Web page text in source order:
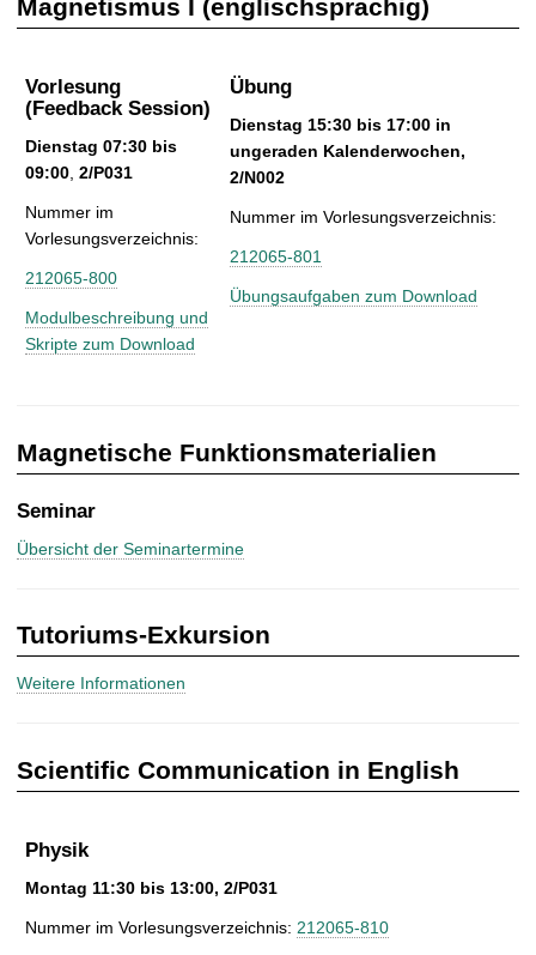
Magnetismus I (englischsprachig)
Vorlesung
(Feedback Session)
Dienstag 07:30 bis
09:00, 2/P031
Nummer im
Vorlesungsverzeichnis:
212065-800
Modulbeschreibung und
Skripte zum Download
Übung
Dienstag 15:30 bis 17:00 in
ungeraden Kalenderwochen,
2/N002
Nummer im Vorlesungsverzeichnis:
212065-801
Übungsaufgaben zum Download
Magnetische Funktionsmaterialien
Seminar
Übersicht der Seminartermine
Tutoriums-Exkursion
Weitere Informationen
Scientific Communication in English
Physik
Montag 11:30 bis 13:00, 2/P031
Nummer im Vorlesungsverzeichnis: 212065-810